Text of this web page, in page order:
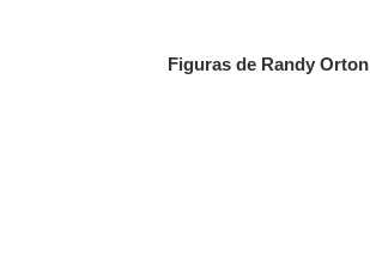
Figuras de Randy Orton